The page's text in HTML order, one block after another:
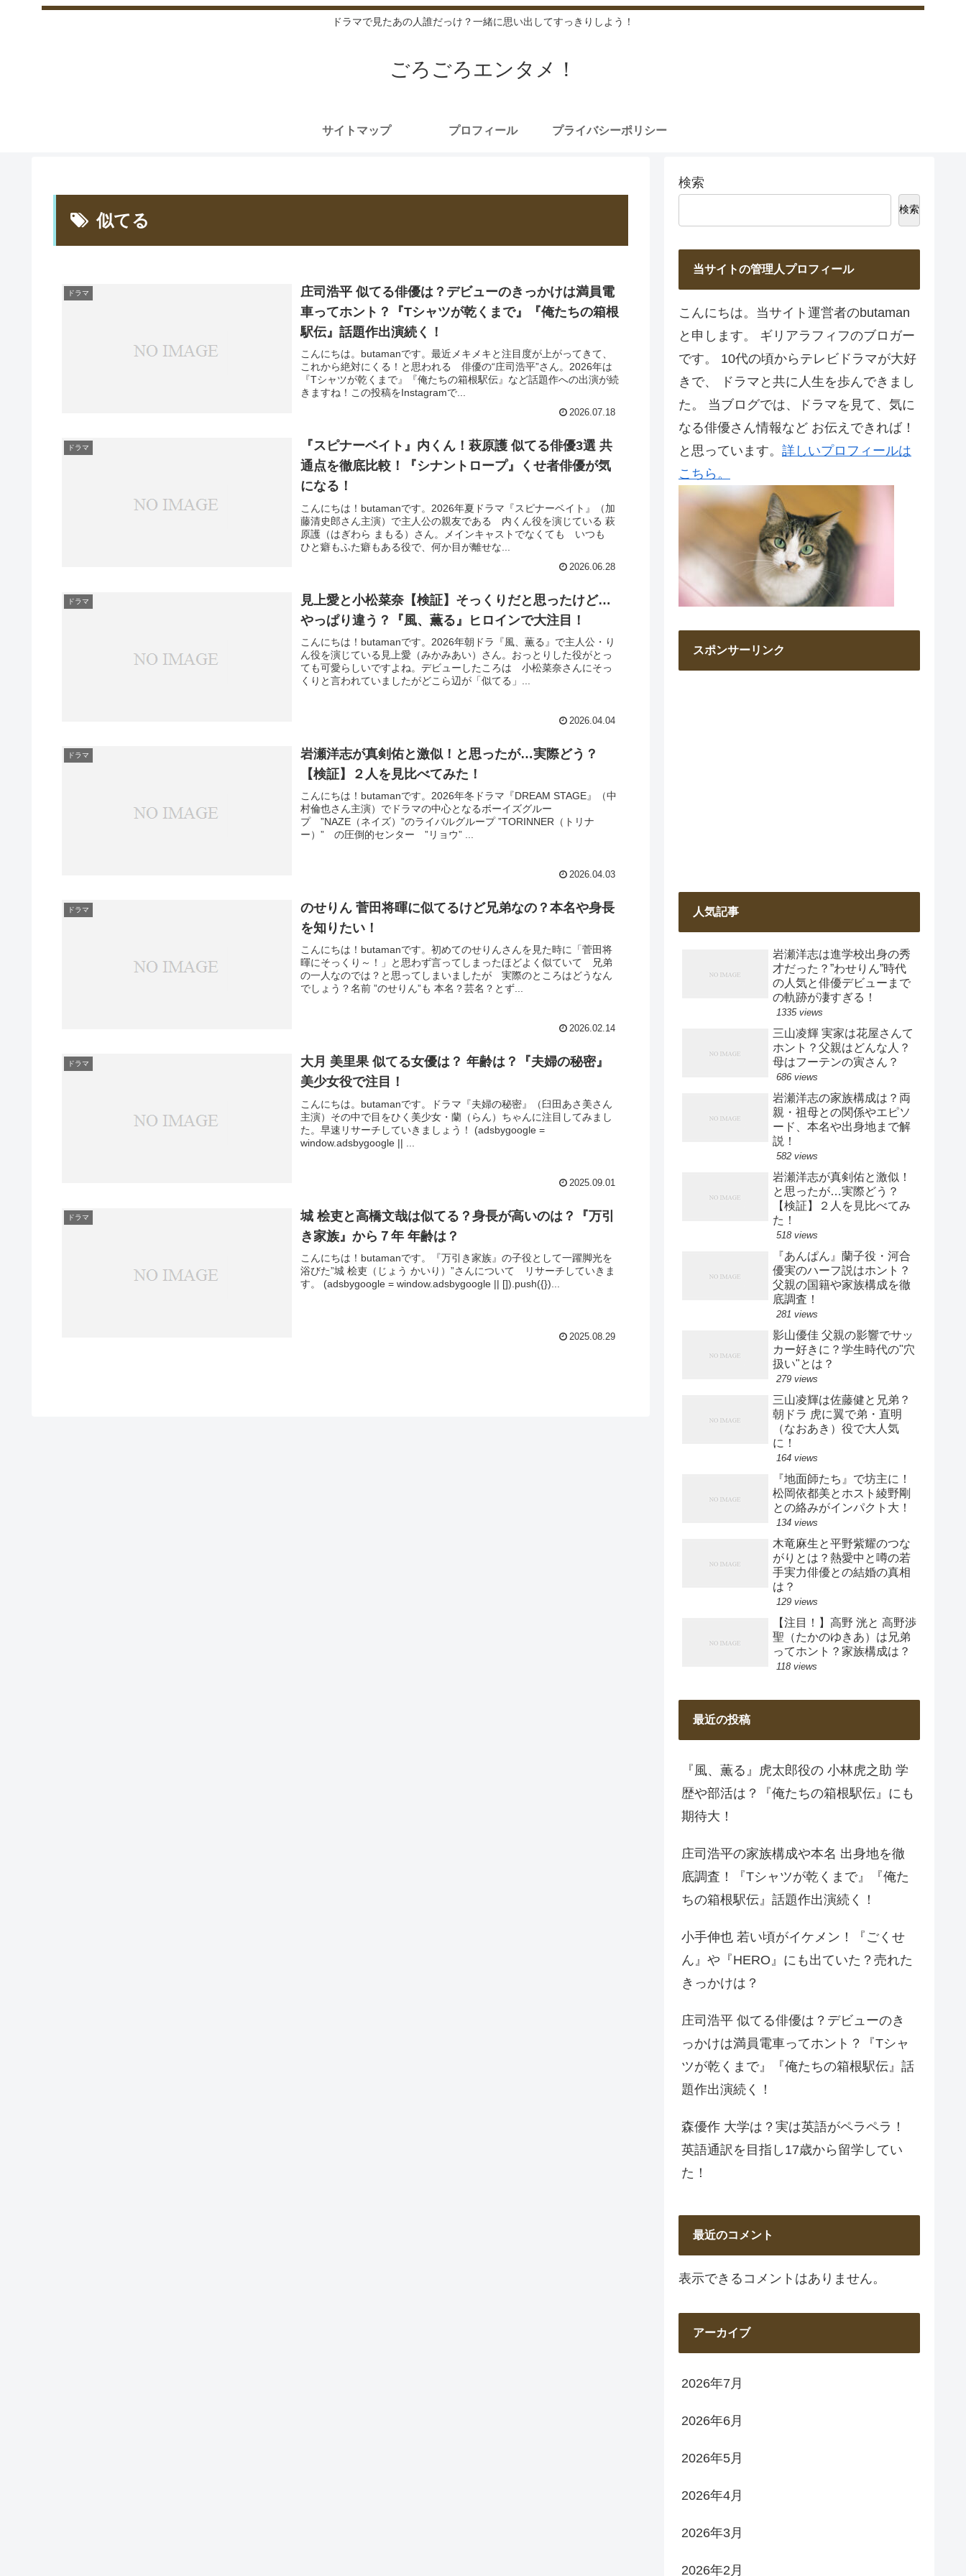
ドラマで見たあの人誰だっけ？一緒に思い出してすっきりしよう！
ごろごろエンタメ！
サイトマップ プロフィール プライバシーポリシー
似てる
ドラマ
庄司浩平 似てる俳優は？デビューのきっかけは満員電
車ってホント？『Tシャツが乾くまで』『俺たちの箱根
駅伝』話題作出演続く！
こんにちは。butamanです。最近メキメキと注目度が上がってきて、
これから絶対にくる！と思われる 俳優の“庄司浩平”さん。2026年は
『Tシャツが乾くまで』『俺たちの箱根駅伝』など話題作への出演が続
きますね！この投稿をInstagramで...
2026.07.18
ドラマ
『スピナーベイト』内くん！萩原護 似てる俳優3選 共
通点を徹底比較！『シナントロープ』くせ者俳優が気
になる！
こんにちは！butamanです。2026年夏ドラマ『スピナーベイト』（加
藤清史郎さん主演）で主人公の親友である 内くん役を演じている 萩
原護（はぎわら まもる）さん。メインキャストでなくても いつも
ひと癖もふた癖もある役で、何か目が離せな...
2026.06.28
ドラマ
見上愛と小松菜奈【検証】そっくりだと思ったけど…
やっぱり違う？『風、薫る』ヒロインで大注目！
こんにちは！butamanです。2026年朝ドラ『風、薫る』で主人公・り
ん役を演じている見上愛（みかみあい）さん。おっとりした役がとっ
ても可愛らしいですよね。デビューしたころは 小松菜奈さんにそっ
くりと言われていましたがどこら辺が「似てる」...
2026.04.04
ドラマ
岩瀬洋志が真剣佑と激似！と思ったが…実際どう？
【検証】２人を見比べてみた！
こんにちは！butamanです。2026年冬ドラマ『DREAM STAGE』（中
村倫也さん主演）でドラマの中心となるボーイズグルー
プ ”NAZE（ネイズ）”のライバルグループ ”TORINNER（トリナ
ー）” の圧倒的センター ”リョウ” ...
2026.04.03
ドラマ
のせりん 菅田将暉に似てるけど兄弟なの？本名や身長
を知りたい！
こんにちは！butamanです。初めてのせりんさんを見た時に「菅田将
暉にそっくり～！」と思わず言ってしまったほどよく似ていて 兄弟
の一人なのでは？と思ってしまいましたが 実際のところはどうなん
でしょう？名前 ”のせりん”も 本名？芸名？とず...
2026.02.14
ドラマ
大月 美里果 似てる女優は？ 年齢は？『夫婦の秘密』
美少女役で注目！
こんにちは。butamanです。ドラマ『夫婦の秘密』（臼田あさ美さん
主演）その中で目をひく美少女・蘭（らん）ちゃんに注目してみまし
た。早速リサーチしていきましょう！ (adsbygoogle =
window.adsbygoogle || ...
2025.09.01
ドラマ
城 桧吏と高橋文哉は似てる？身長が高いのは？『万引
き家族』から７年 年齢は？
こんにちは！butamanです。『万引き家族』の子役として一躍脚光を
浴びた”城 桧吏（じょう かいり）”さんについて リサーチしていきま
す。 (adsbygoogle = window.adsbygoogle || []).push({})...
2025.08.29
検索
検索
当サイトの管理人プロフィール
こんにちは。当サイト運営者のbutaman
と申します。 ギリアラフィフのブロガー
です。 10代の頃からテレビドラマが大好
きで、 ドラマと共に人生を歩んできまし
た。 当ブログでは、ドラマを見て、気に
なる俳優さん情報など お伝えできれば！
と思っています。 詳しいプロフィールは
こちら。
スポンサーリンク
人気記事
岩瀬洋志は進学校出身の秀
才だった？”わせりん”時代
の人気と俳優デビューまで
の軌跡が凄すぎる！
1335 views
三山凌輝 実家は花屋さんて
ホント？父親はどんな人？
母はフーテンの寅さん？
686 views
岩瀬洋志の家族構成は？両
親・祖母との関係やエピソ
ード、本名や出身地まで解
説！
582 views
岩瀬洋志が真剣佑と激似！
と思ったが…実際どう？
【検証】２人を見比べてみ
た！
518 views
『あんぱん』蘭子役・河合
優実のハーフ説はホント？
父親の国籍や家族構成を徹
底調査！
281 views
影山優佳 父親の影響でサッ
カー好きに？学生時代の"穴
扱い"とは？
279 views
三山凌輝は佐藤健と兄弟？
朝ドラ 虎に翼で弟・直明
（なおあき）役で大人気
に！
164 views
『地面師たち』で坊主に！
松岡依都美とホスト綾野剛
との絡みがインパクト大！
134 views
木竜麻生と平野紫耀のつな
がりとは？熱愛中と噂の若
手実力俳優との結婚の真相
は？
129 views
【注目！】高野 洸と 高野渉
聖（たかのゆきあ）は兄弟
ってホント？家族構成は？
118 views
最近の投稿
『風、薫る』虎太郎役の 小林虎之助 学
歴や部活は？『俺たちの箱根駅伝』にも
期待大！
庄司浩平の家族構成や本名 出身地を徹
底調査！『Tシャツが乾くまで』『俺た
ちの箱根駅伝』話題作出演続く！
小手伸也 若い頃がイケメン！『ごくせ
ん』や『HERO』にも出ていた？売れた
きっかけは？
庄司浩平 似てる俳優は？デビューのき
っかけは満員電車ってホント？『Tシャ
ツが乾くまで』『俺たちの箱根駅伝』話
題作出演続く！
森優作 大学は？実は英語がペラペラ！
英語通訳を目指し17歳から留学してい
た！
最近のコメント
表示できるコメントはありません。
アーカイブ
2026年7月
2026年6月
2026年5月
2026年4月
2026年3月
2026年2月